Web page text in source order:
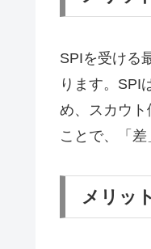
SPIを受ける
ります。SPI
め、スカウ
ことで、「差
メリッ